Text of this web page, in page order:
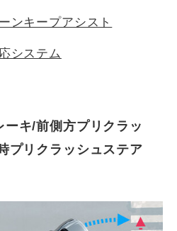
ンキープアシスト
システム
キ/前側方プリクラッ
プリクラッシュステア